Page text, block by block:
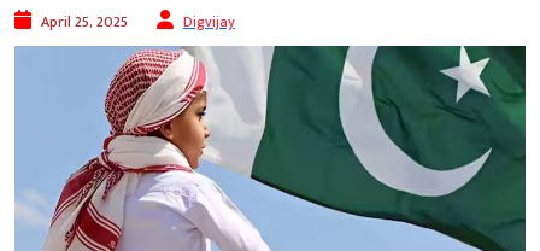
April 25, 2025 Digvijay